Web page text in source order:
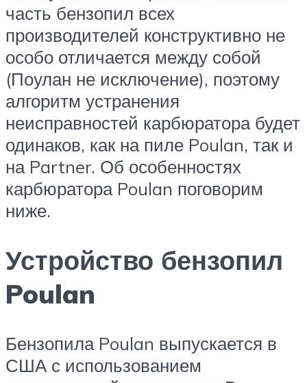
часть бензопил всех
производителей конструктивно не
особо отличается между собой
(Поулан не исключение), поэтому
алгоритм устранения
неисправностей карбюратора будет
одинаков, как на пиле Poulan, так и
на Partner. Об особенностях
карбюратора Poulan поговорим
ниже.
Устройство бензопил
Poulan
Бензопила Poulan выпускается в
США с использованием